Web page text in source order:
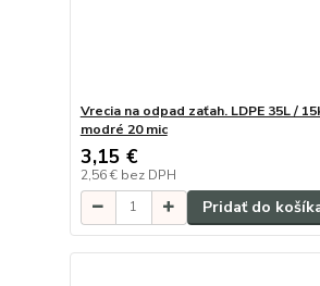
Vrecia na odpad zaťah. LDPE 35L /
modré 20 mic
3,15 €
2,56 € bez DPH
Pridať do